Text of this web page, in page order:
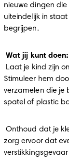
nieuwe dingen
uiteindelijk in
begrijpen.
Wat jij kunt doen:
Stimuleer hem
verzamelen die je
spatel of plastic
Onthoud dat je kleintje vrijwel alles in zijn mond stopt, dus
zorg ervoor dat